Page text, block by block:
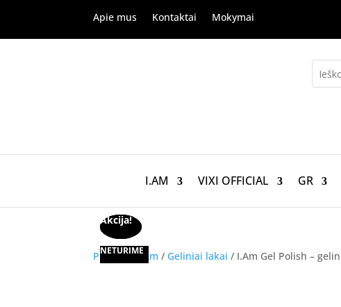
Apie mus Kontaktai Mokymai
I.AM VIXI OFFICIAL GR
Pradžia/I.Am / Geliniai lakai / I.Am Gel Polish –
Akcija!
NETURIME
Akcija!
Akcija!